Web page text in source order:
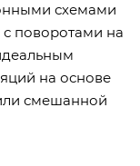
схемами
поворотами на
на основе
смешанной